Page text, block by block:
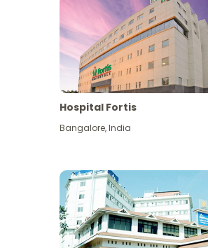
Hospital Fortis
Bangalore,India